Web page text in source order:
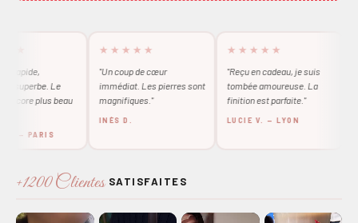
Le
plus beau
PARIS
★★★★★
"Un coup de cœur
immédiat. Les pierres sont
magnifiques."
INÈS D.
★★★★★
"Reçu en cadeau, je suis
tombée amoureuse. La
finition est parfaite."
LUCIE V. — LYON
+1200 ClientesSATISFAITES